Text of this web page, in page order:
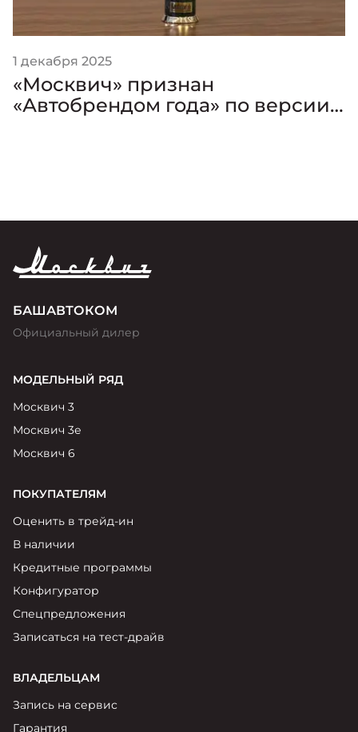
1 декабря 2025
«Москвич» признан
«Автобрендом года» по версии
БАШАВТОКОМ
Официальный дилер
МОДЕЛЬНЫЙ РЯД
Москвич 3
Москвич 3е
Москвич 6
ПОКУПАТЕЛЯМ
Оценить в трейд-ин
В наличии
Кредитные программы
Конфигуратор
Спецпредложения
Записаться на тест-драйв
ВЛАДЕЛЬЦАМ
Запись на сервис
Гарантия